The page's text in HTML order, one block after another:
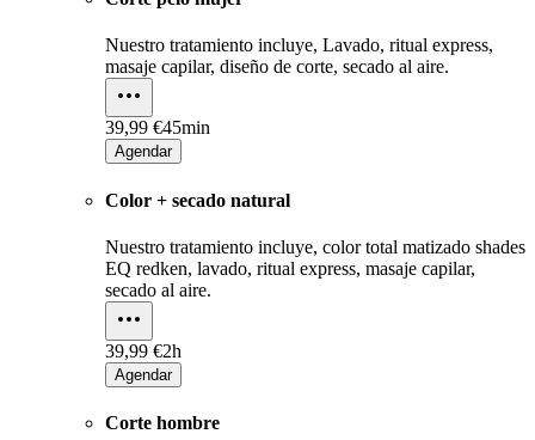
Nuestro tratamiento incluye, Lavado, ritual express,
masaje capilar, diseño de corte, secado al aire.
39,99 €45min
Agendar
Color + secado natural
Nuestro tratamiento incluye, color total matizado shades
EQ redken, lavado, ritual express, masaje capilar,
secado al aire.
39,99 €2h
Agendar
Corte hombre